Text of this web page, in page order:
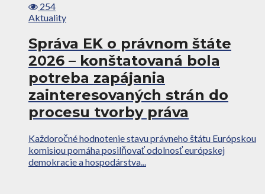
254
Aktuality
Správa EK o právnom štáte
2026 – konštatovaná bola
potreba zapájania
zainteresovaných strán do
procesu tvorby práva
Každoročné hodnotenie stavu právneho štátu Európskou
komisiou pomáha posilňovať odolnosť európskej
demokracie a hospodárstva...